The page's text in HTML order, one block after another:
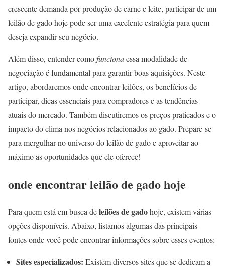
crescente demanda por produção de carne e leite, participar de um
leilão de gado hoje pode ser uma excelente estratégia para quem
deseja expandir seu negócio.
Além disso, entender comofuncionaessa modalidade de
negociação é fundamental para garantir boas aquisições. Neste
artigo, abordaremos onde encontrar leilões, os benefícios de
participar, dicas essenciais para compradores e as tendências
atuais do mercado. Também discutiremos os preços praticados e o
impacto do clima nos negócios relacionados ao gado. Prepare-se
para mergulhar no universo do leilão de gado e aproveitar ao
máximo as oportunidades que ele oferece!
onde encontrar leilão de gado hoje
Para quem está em busca deleilões de gadohoje, existem várias
opções disponíveis. Abaixo, listamos algumas das principais
fontes onde você pode encontrar informações sobre esses eventos:
Sites especializados: Existem diversos sites que se dedicam a